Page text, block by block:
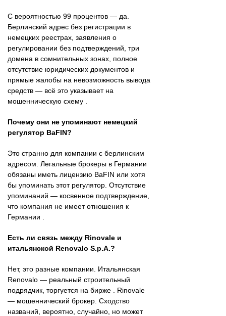
С вероятностью 99 процентов — да.
Берлинский адрес без регистрации в
немецких реестрах, заявления о
регулировании без подтверждений, три
домена в сомнительных зонах, полное
отсутствие юридических документов и
прямые жалобы на невозможность вывода
средств — всё это указывает на
мошенническую схему .
Почему они не упоминают немецкий
регулятор BaFIN?
Это странно для компании с берлинским
адресом. Легальные брокеры в Германии
обязаны иметь лицензию BaFIN или хотя
бы упоминать этот регулятор. Отсутствие
упоминаний — косвенное подтверждение,
что компания не имеет отношения к
Германии .
Есть ли связь между Rinovale и
итальянской Renovalo S.p.A.?
Нет, это разные компании. Итальянская
Renovalo — реальный строительный
подрядчик, торгуется на бирже . Rinovale
— мошеннический брокер. Сходство
названий, вероятно, случайно, но может